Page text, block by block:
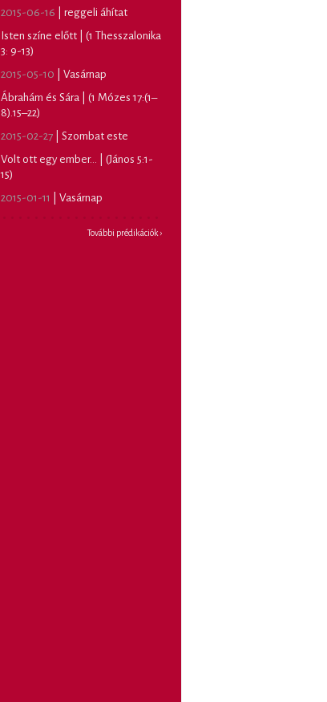
2015-06-16
reggeli áhítat
Isten színe előtt | (1 Thesszalonika
3: 9-13)
2015-05-10
Vasárnap
Ábrahám és Sára | (1 Mózes 17:(1–
8).15–22)
2015-02-27
Szombat este
Volt ott egy ember... | (János 5:1-
15)
2015-01-11
Vasárnap
További prédikációk ›